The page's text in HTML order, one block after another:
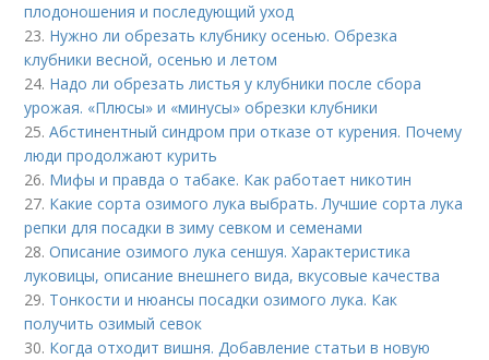
плодоношения и последующий уход
23. Нужно ли обрезать клубнику осенью. Обрезка
клубники весной, осенью и летом
24. Надо ли обрезать листья у клубники после сбора
урожая. «Плюсы» и «минусы» обрезки клубники
25.Абстинентный синдром при отказе от курения. Почему
люди продолжают курить
26. Мифы и правда о табаке. Как работает никотин
27. Какие сорта озимого лука выбрать. Лучшие сорта лука
репки для посадки в зиму севком и семенами
28.Описание озимого лука сеншуя. Характеристика
луковицы, описание внешнего вида, вкусовые качества
29. Тонкости и нюансы посадки озимого лука. Как
получить озимый севок
30. Когда отходит вишня. Добавление статьи в новую